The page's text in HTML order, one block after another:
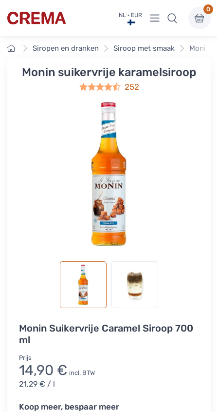
Crema NL · EUR Menu bekijken
0
HomeSiropen en dranken Siroop met smaak Monin-
Monin suikervrije karamelsiroop
252
Monin Suikervrije Caramel Siroop 700
ml
Prijs
14,90 € incl. BTW
21,29 € / l
Koop meer, bespaar meer